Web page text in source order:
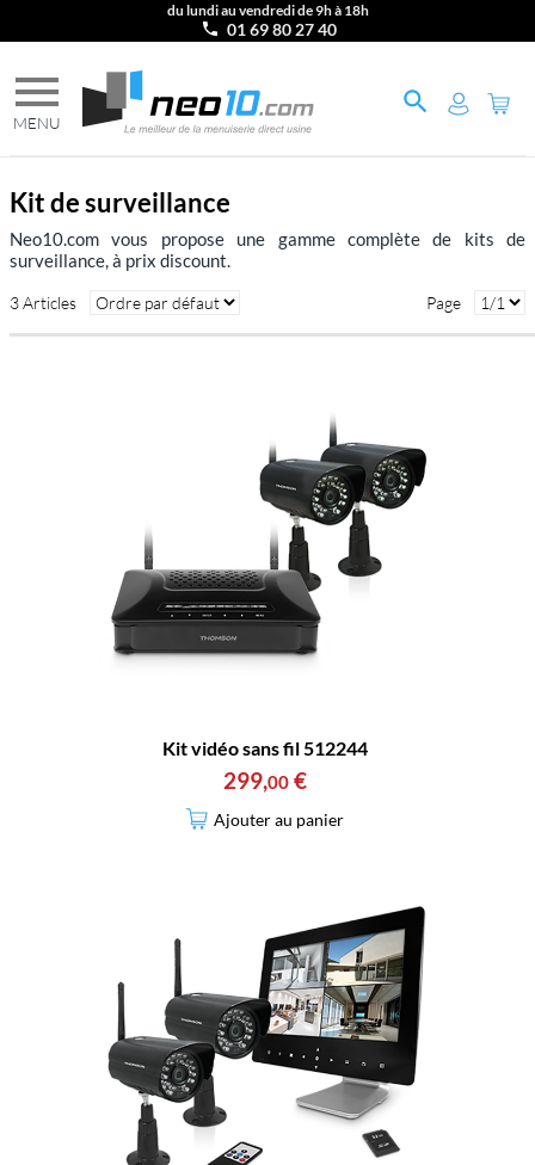
du lundi au vendredi de 9h à 18h
01 69 80 27 40
Kit de surveillance
Neo10.com vous propose une gamme complète de kits de
surveillance, à prix discount.
Page
3 Articles
Kit vidéo sans fil 512244
299,00 €
Ajouter au panier